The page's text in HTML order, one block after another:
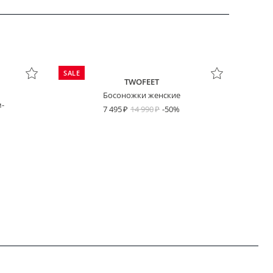
SALE
TWOFEET
Босоножки женские
7 495
14 990 -50%